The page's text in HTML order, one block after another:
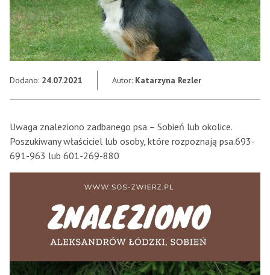
Dodano: 24.07.2021 Autor: Katarzyna Rezler
Uwaga znaleziono zadbanego psa – Sobień lub okolice.
Poszukiwany właściciel lub osoby, które rozpoznają psa.693-
691-963 lub 601-269-880